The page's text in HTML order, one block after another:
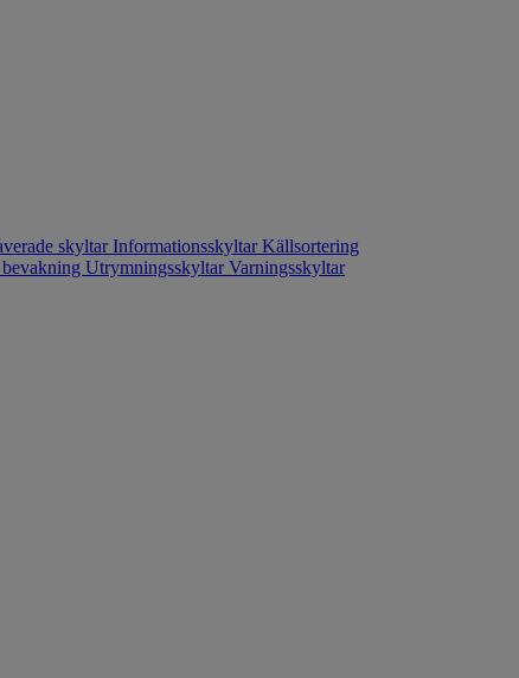
skyltarInformationsskyltarKällsortering
UtrymningsskyltarVarningsskyltar